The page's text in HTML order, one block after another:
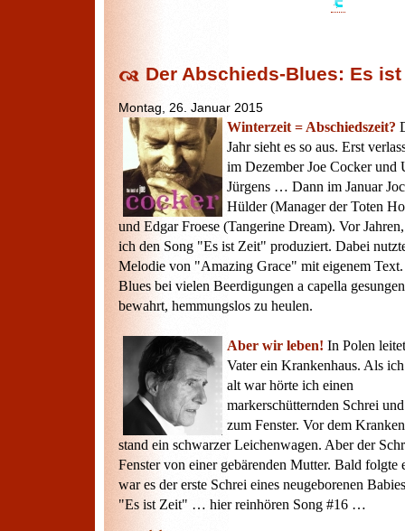
Der Abschieds-Blues: Es
Montag, 26. Januar 2015
Winterzeit = Abschiedszeit?
Jahr sieht es so aus. Erst
im Dezember Joe Cocker und
Jürgens … Dann im Januar
Hülder (Manager der Toten
und Edgar Froese (Tangerine Dream). Vor
ich den Song "Es ist Zeit" produziert. Dabei
Melodie von "Amazing Grace" mit eigenem
Blues bei vielen Beerdigungen a capella
bewahrt, hemmungslos zu heulen.
Aber wir leben! In Polen
Vater ein Krankenhaus. Als
alt war hörte ich einen
markerschütternden Schrei
zum Fenster. Vor dem
stand ein schwarzer Leichenwagen. Aber der
Fenster von einer gebärenden Mutter. Bald folgte
war es der erste Schrei eines neugeborenen
"Es ist Zeit" … hier reinhören Song #16 …